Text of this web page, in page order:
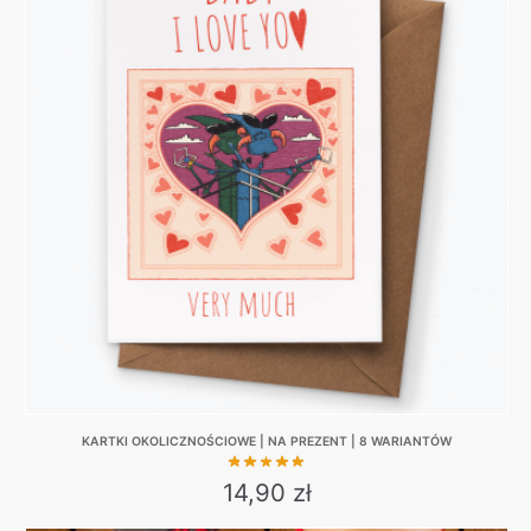
27,00 zł. 25,00 zł.
multiple
variants.
The
options
may
be
chosen
on
the
product
page
KARTKI OKOLICZNOŚCIOWE | NA PREZENT | 8 WARIANTÓW
14,90 zł
This